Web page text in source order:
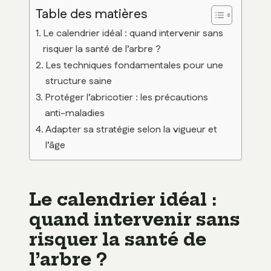
Table des matières
Le calendrier idéal : quand intervenir sans
risquer la santé de l’arbre ?
Les techniques fondamentales pour une
structure saine
Protéger l’abricotier : les précautions
anti-maladies
Adapter sa stratégie selon la vigueur et
l’âge
Le calendrier idéal :
quand intervenir sans
risquer la santé de
l’arbre ?